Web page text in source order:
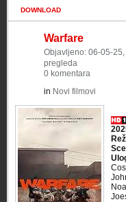
DOWNLOAD
Warfare
Objavljeno: 06-05-
pregleda
0 komentara
in Novi filmovi